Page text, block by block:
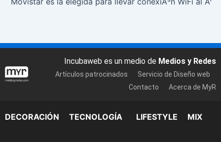
Incubaweb es un medio de Medios y Redes
Artículos patrocinados
Servicio de Diseño web
Contacto
Acerca de MyR
DECORACIÓN TECNOLOGÍA LIFESTYLE MIX